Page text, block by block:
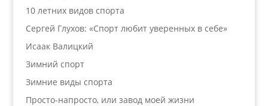
10 летних видов спорта
Сергей Глухов: «Спорт любит уверенных в себе»
Исаак Валицкий
Зимний спорт
Зимние виды спорта
Просто-напросто, или завод моей жизни